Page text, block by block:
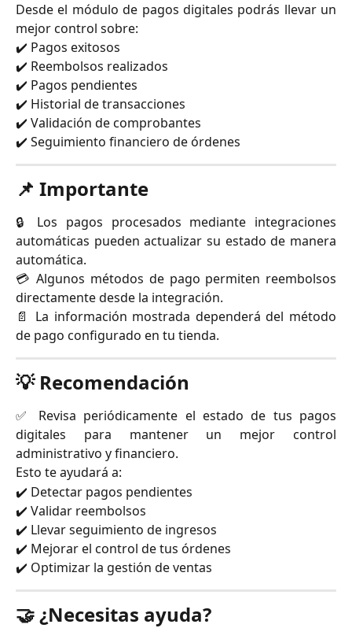
Desde el módulo de pagos digitales podrás llevar un
mejor control sobre:
✔️ Pagos exitosos
✔️ Reembolsos realizados
✔️ Pagos pendientes
✔️ Historial de transacciones
✔️ Validación de comprobantes
✔️ Seguimiento financiero de órdenes
📌 Importante
🔒 Los pagos procesados mediante integraciones
automáticas pueden actualizar su estado de manera
automática.
💳 Algunos métodos de pago permiten reembolsos
directamente desde la integración.
📄 La información mostrada dependerá del método
de pago configurado en tu tienda.
💡 Recomendación
✅ Revisa periódicamente el estado de tus pagos
digitales para mantener un mejor control
administrativo y financiero.
Esto te ayudará a:
✔️ Detectar pagos pendientes
✔️ Validar reembolsos
✔️ Llevar seguimiento de ingresos
✔️ Mejorar el control de tus órdenes
✔️ Optimizar la gestión de ventas
🤝 ¿Necesitas ayuda?